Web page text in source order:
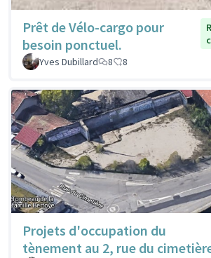
Prêt de Vélo-cargo pour
besoin ponctuel.
Yves Dubillard
8 8
Projets d'occupation du
tènement au 2, rue du